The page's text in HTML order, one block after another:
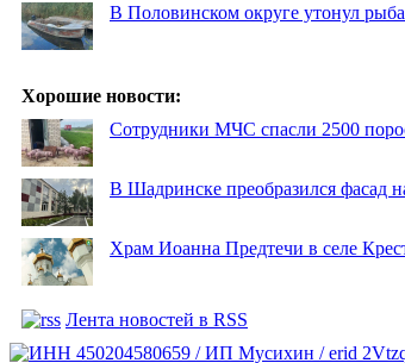
В Половинском округе утонул
Хорошие новости:
Сотрудники МЧС спасли 2500
В Шадринске преобразился фасад
Храм Иоанна Предтечи в селе
Лента новостей в RSS